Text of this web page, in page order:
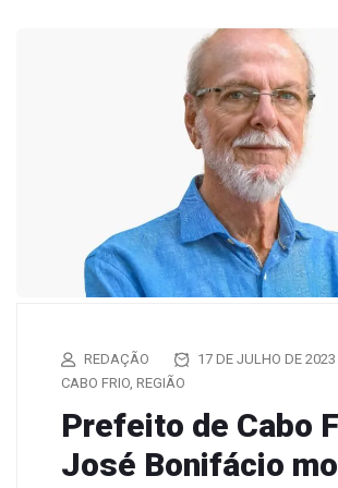
REDAÇÃO
17 DE JULHO DE 2023
CABO FRIO REGIÃO
Prefeito de Cabo
José Bonifácio